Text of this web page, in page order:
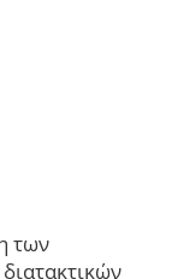
των